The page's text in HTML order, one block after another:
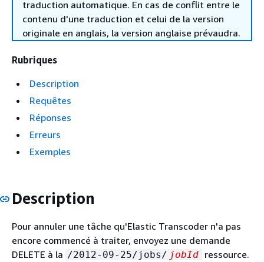
traduction automatique. En cas de conflit entre le
contenu d'une traduction et celui de la version
originale en anglais, la version anglaise prévaudra.
Rubriques
Description
Requêtes
Réponses
Erreurs
Exemples
Description
Pour annuler une tâche qu'Elastic Transcoder n'a pas
encore commencé à traiter, envoyez une demande
DELETE à la /2012-09-25/jobs/ jobId ressource.